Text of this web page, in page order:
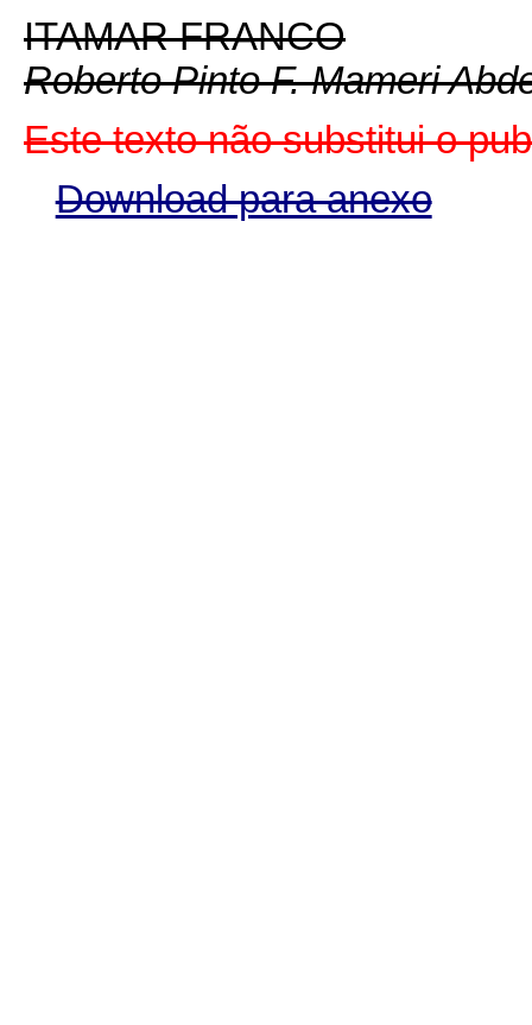
ITAMAR FRANCO
Roberto Pinto F. Mameri
Este texto não substitui o
Download para anexo